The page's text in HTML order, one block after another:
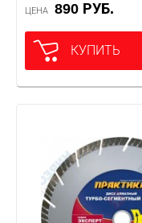
ЦЕНА 890 РУБ.
КУПИТЬ